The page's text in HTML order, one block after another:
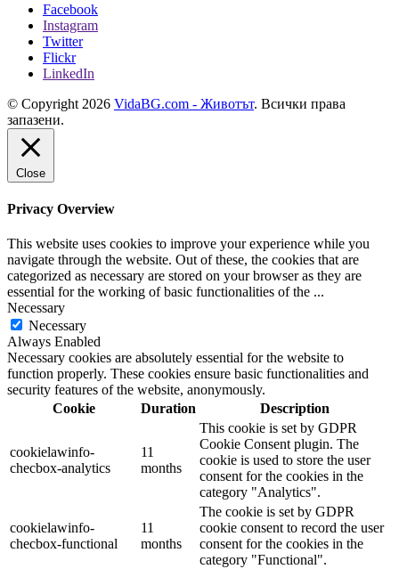
Facebook
Instagram
Twitter
Flickr
LinkedIn
© Copyright 2026 VidaBG.com - Животът. Всички права
запазени.
Close
Privacy Overview
This website uses cookies to improve your experience while you
navigate through the website. Out of these, the cookies that are
categorized as necessary are stored on your browser as they are
essential for the working of basic functionalities of the ...
Necessary
Necessary
Always Enabled
Necessary cookies are absolutely essential for the website to
function properly. These cookies ensure basic functionalities and
security features of the website, anonymously.
Cookie
Duration Description
cookielawinfo-
checbox-analytics
11
months
This cookie is set by GDPR
Cookie Consent plugin. The
cookie is used to store the user
consent for the cookies in the
category "Analytics".
cookielawinfo-
checbox-functional
11
months
The cookie is set by GDPR
cookie consent to record the user
consent for the cookies in the
category "Functional".